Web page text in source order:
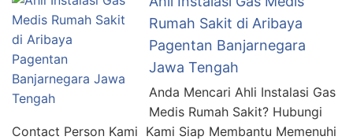
Rumah Sakit di Aribaya
Pagentan Banjarnegara
Jawa Tengah
Anda Mencari Ahli Instalasi Gas
Medis Rumah Sakit? Hubungi
Contact Person Kami Kami Siap Membantu Memenuhi